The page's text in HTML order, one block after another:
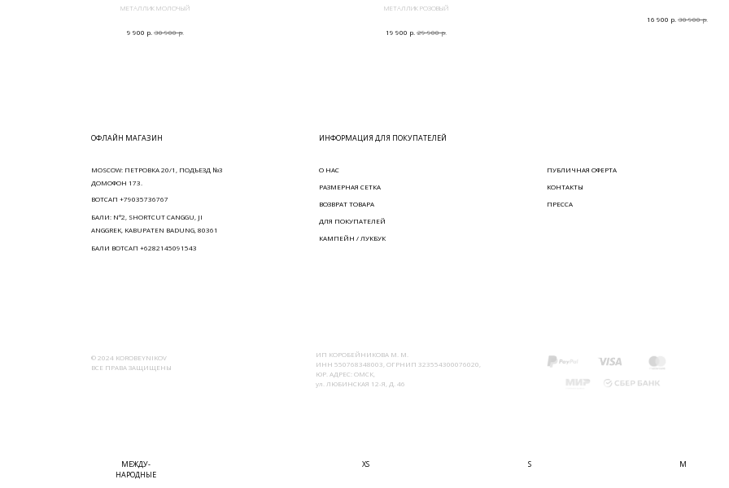
МЕТАЛЛИК МОЛОЧЫЙ
9 900 р. 30 900р.
МЕТАЛЛИК РОЗОВЫЙ
19 900 р. 29 900р.
16 900 р. 30 900р.
КОНТАКТЫ
ПРЕССА
ВОЗВРАТ ТОВАРА
ДЛЯ ПОКУПАТЕЛЕЙ
О НАС
© 2024 KOROBEYNIKOV
ВСЕ ПРАВА ЗАЩИЩЕНЫ
ИП КОРОБЕЙНИКОВА М. М.
ИНН 550768348003, ОГРНИП 323554300076020,
ЮР. АДРЕС: ОМСК,
ул. ЛЮБИНСКАЯ 12-Я, Д. 46
РАЗМЕРНАЯ СЕТКА
ОФЛАЙН МАГАЗИН ИНФОРМАЦИЯ ДЛЯ ПОКУПАТЕЛЕЙ
ПУБЛИЧНАЯ ОФЕРТА
КАМПЕЙН / ЛУКБУК
БАЛИ: N°2, SHORTCUT CANGGU, JI
ANGGREK, KABUPATEN BADUNG, 80361
MOSCOW: ПЕТРОВКА 20/1, ПОДЪЕЗД №3
ДОМОФОН 173.
БАЛИ ВОТСАП +6282145091543
ВОТСАП +79035736767
МЕЖДУ-
НАРОДНЫЕ
XS S M